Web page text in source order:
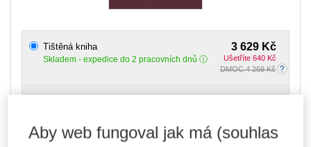
3 629 Kč
Ušetříte 640 Kč
DMOC 4 269 Kč
Tištěná kniha
Skladem - expedice do 2 pracovních dnů
Co je Smarteca?
Kde najdu soubory e-knih?
Aby web fungoval jak má (souhlas